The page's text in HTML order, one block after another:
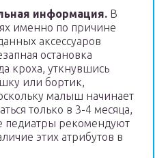
информация. В
именно по причине
аксессуаров
остановка
кроха, уткнувшись
или бортик,
малыш начинает
только в 3-4 месяца,
педиатры рекомендуют
этих атрибутов в